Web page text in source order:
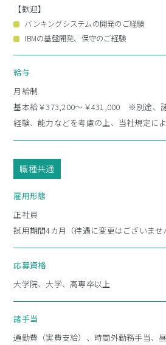
ソフィアの魅力を
社員がリレーで紹介
各種制度と福利厚生
インターンシップ情報
ソフィアインターンシップの魅力
参加者座談会
採用情報
高専採用募集要項
コーポレートサイト
【歓迎】
バンキングシステムの開発のご経験
IBMの基盤開発、保守のご経験
給与
月給制
基本給￥373,200～￥431,000 ※別途、
経験、能力などを考慮の上、当社規定に
職種共通
雇用形態
正社員
試用期間4カ月（待遇に変更はございませ
応募資格
大学院、大学、高専卒以上
諸手当
通勤費（実費支給）、時間外勤務手当、